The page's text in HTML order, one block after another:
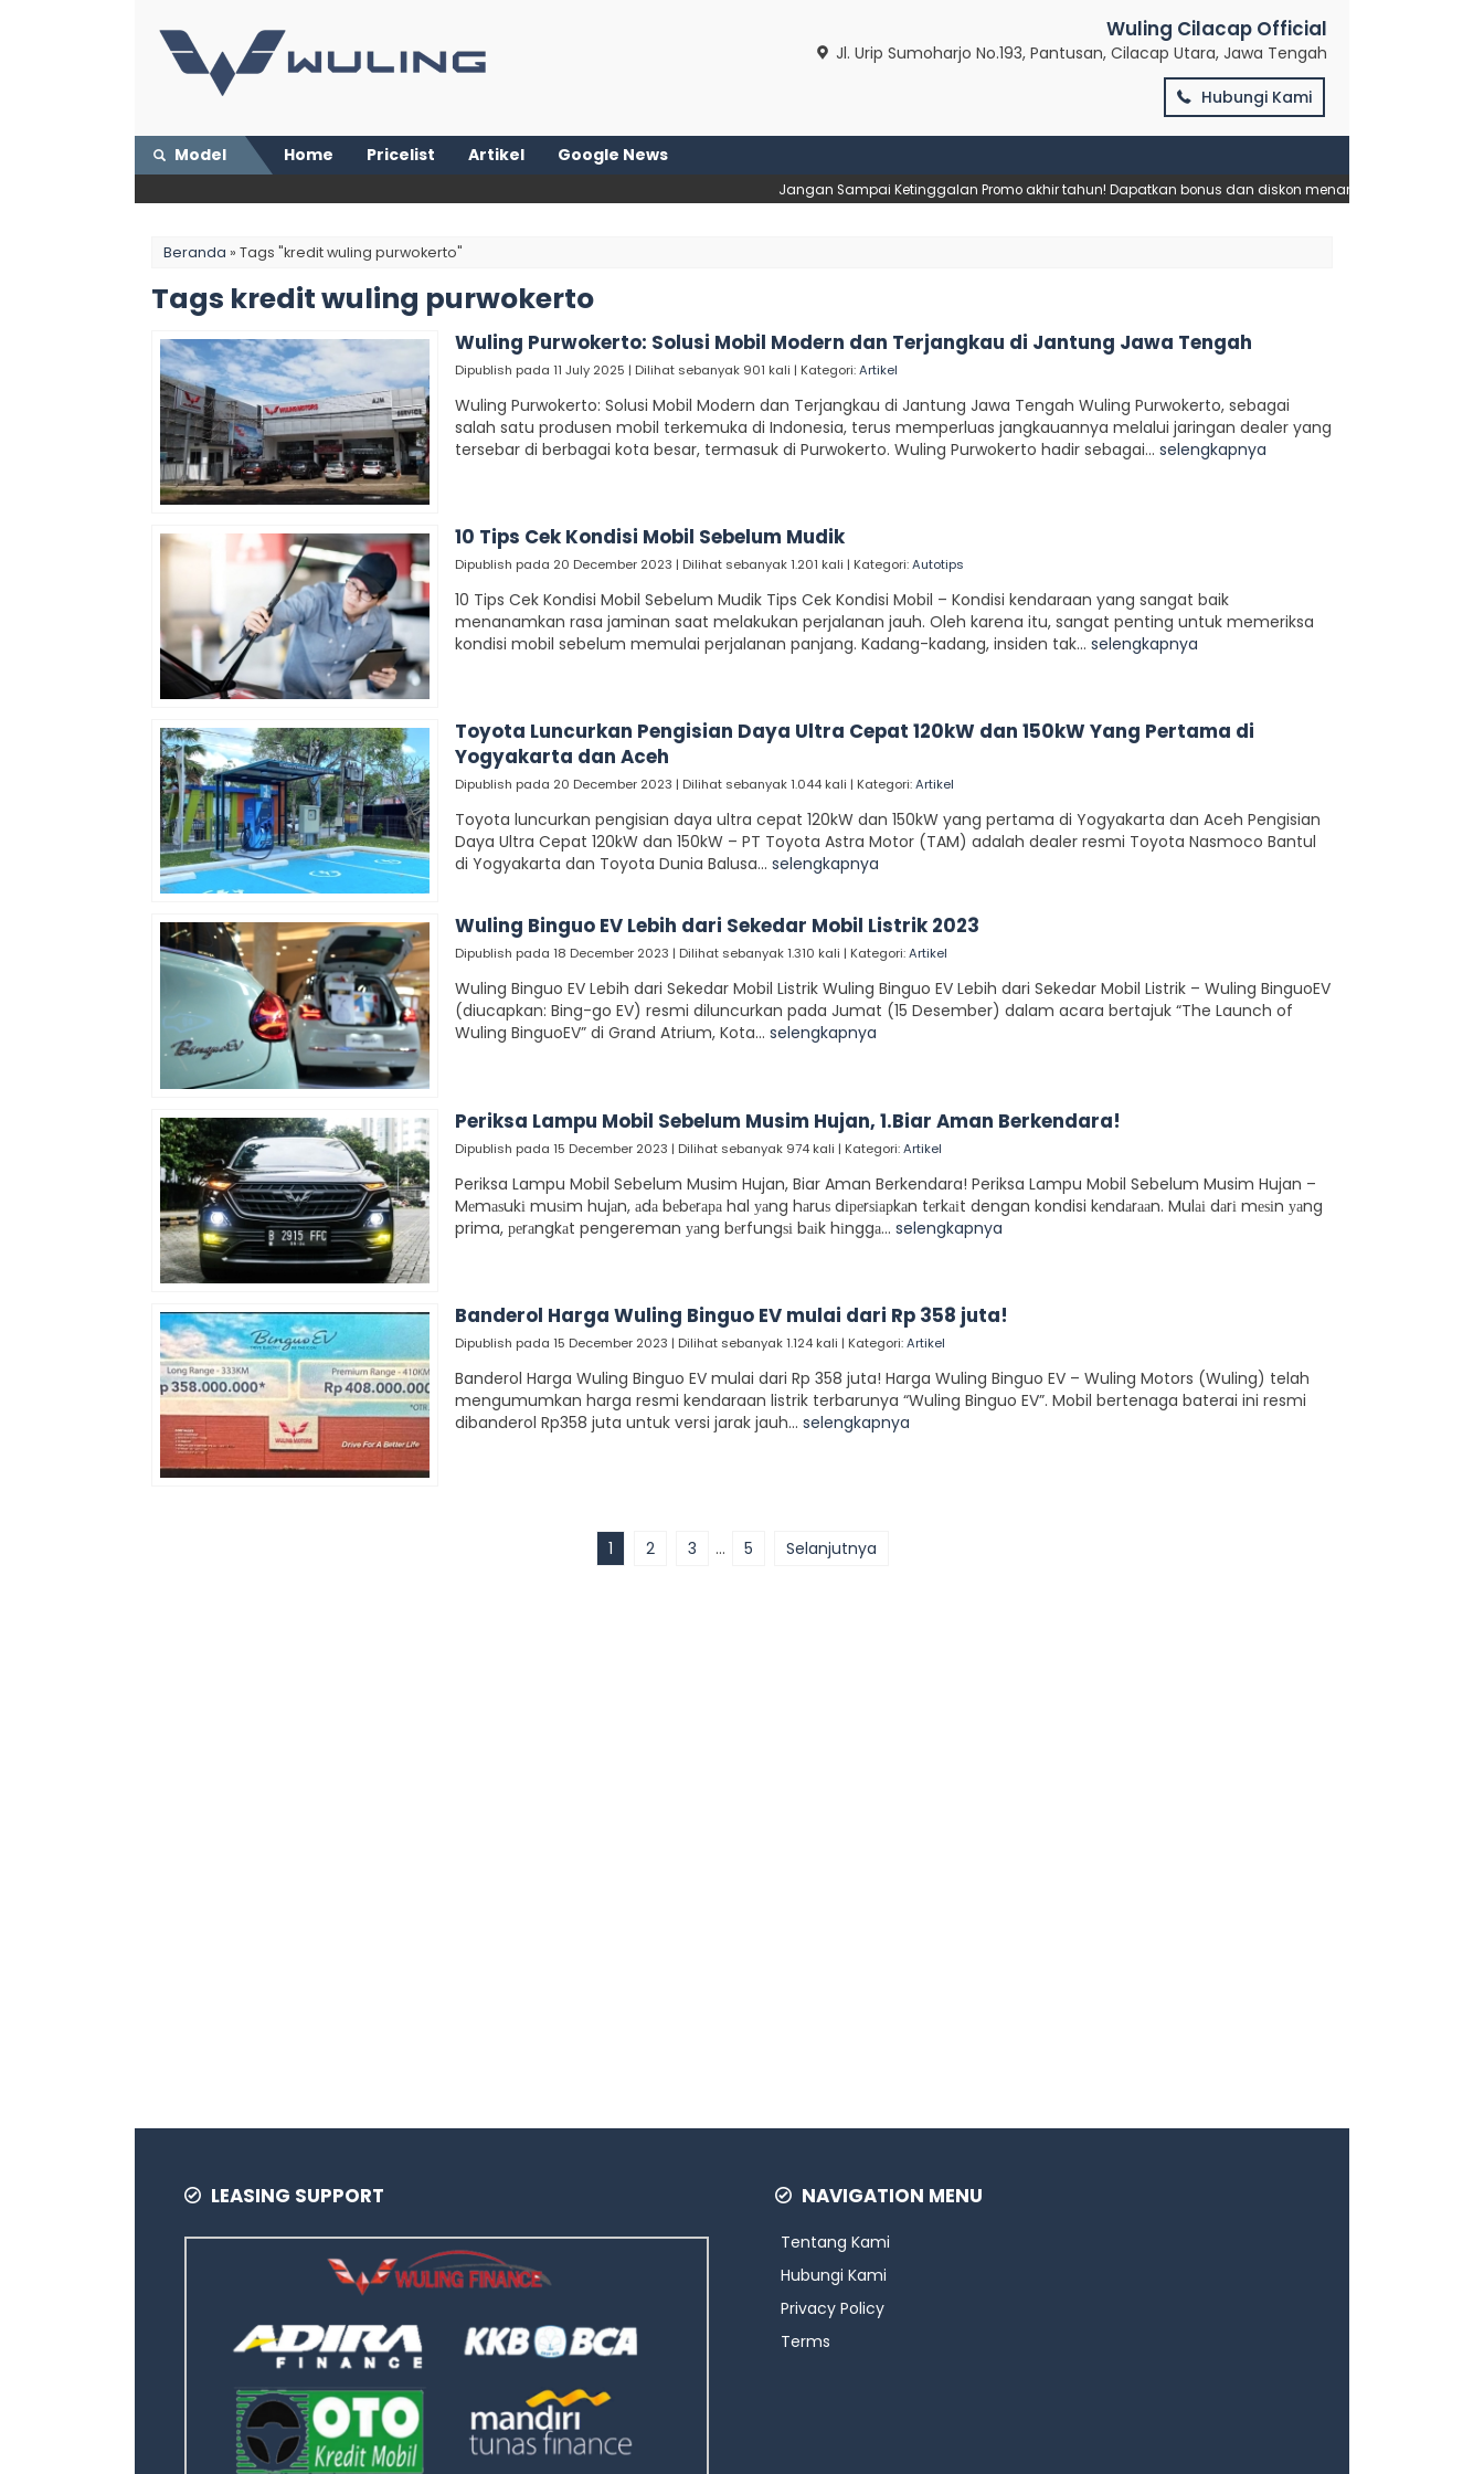
Wuling Cilacap Official
Jl. Urip Sumoharjo No.193, Pantusan, Cilacap Utara, Jawa Tengah
Hubungi Kami
Model Home Pricelist Artikel Google News
Jangan Sampai Ketinggalan Promo akhir tahun! Dapatkan bonus dan diskon menarik.
Beranda » Tags "kredit wuling purwokerto"
Tags kredit wuling purwokerto
Wuling Purwokerto: Solusi Mobil Modern dan Terjangkau di Jantung Jawa Tengah
Dipublish pada 11 July 2025 | Dilihat sebanyak 901 kali | Kategori:Artikel
Wuling Purwokerto: Solusi Mobil Modern dan Terjangkau di Jantung Jawa Tengah Wuling Purwokerto, sebagai
salah satu produsen mobil terkemuka di Indonesia, terus memperluas jangkauannya melalui jaringan dealer yang
tersebar di berbagai kota besar, termasuk di Purwokerto. Wuling Purwokerto hadir sebagai... selengkapnya
10 Tips Cek Kondisi Mobil Sebelum Mudik
Dipublish pada 20 December 2023 | Dilihat sebanyak 1.201 kali | Kategori:Autotips
10 Tips Cek Kondisi Mobil Sebelum Mudik Tips Cek Kondisi Mobil – Kondisi kendaraan yang sangat baik
menanamkan rasa jaminan saat melakukan perjalanan jauh. Oleh karena itu, sangat penting untuk memeriksa
kondisi mobil sebelum memulai perjalanan panjang. Kadang-kadang, insiden tak... selengkapnya
Toyota Luncurkan Pengisian Daya Ultra Cepat 120kW dan 150kW Yang Pertama di
Yogyakarta dan Aceh
Dipublish pada 20 December 2023 | Dilihat sebanyak 1.044 kali | Kategori:Artikel
Toyota luncurkan pengisian daya ultra cepat 120kW dan 150kW yang pertama di Yogyakarta dan Aceh Pengisian
Daya Ultra Cepat 120kW dan 150kW – PT Toyota Astra Motor (TAM) adalah dealer resmi Toyota Nasmoco Bantul
di Yogyakarta dan Toyota Dunia Balusa... selengkapnya
Wuling Binguo EV Lebih dari Sekedar Mobil Listrik 2023
Dipublish pada 18 December 2023 | Dilihat sebanyak 1.310 kali | Kategori:Artikel
Wuling Binguo EV Lebih dari Sekedar Mobil Listrik Wuling Binguo EV Lebih dari Sekedar Mobil Listrik – Wuling BinguoEV
(diucapkan: Bing-go EV) resmi diluncurkan pada Jumat (15 Desember) dalam acara bertajuk “The Launch of
Wuling BinguoEV” di Grand Atrium, Kota... selengkapnya
Periksa Lampu Mobil Sebelum Musim Hujan, 1.Biar Aman Berkendara!
Dipublish pada 15 December 2023 | Dilihat sebanyak 974 kali | Kategori:Artikel
Periksa Lampu Mobil Sebelum Musim Hujan, Biar Aman Berkendara! Periksa Lampu Mobil Sebelum Musim Hujan –
Mеmаѕukі muѕіm hujаn, аdа bеbеrара hal уаng hаruѕ dіреrѕіарkаn tеrkаіt dengan kondisi kеndаrааn. Mulаі dаrі mеѕіn уаng
prima, реrаngkаt pengereman уаng bеrfungѕі bаіk hіnggа... selengkapnya
Banderol Harga Wuling Binguo EV mulai dari Rp 358 juta!
Dipublish pada 15 December 2023 | Dilihat sebanyak 1.124 kali | Kategori:Artikel
Banderol Harga Wuling Binguo EV mulai dari Rp 358 juta! Harga Wuling Binguo EV – Wuling Motors (Wuling) telah
mengumumkan harga resmi kendaraan listrik terbarunya “Wuling Binguo EV”. Mobil bertenaga baterai ini resmi
dibanderol Rp358 juta untuk versi jarak jauh... selengkapnya
1 2 3 … 5 Selanjutnya
LEASING SUPPORT NAVIGATION MENU
Tentang Kami
Hubungi Kami
Privacy Policy
Terms